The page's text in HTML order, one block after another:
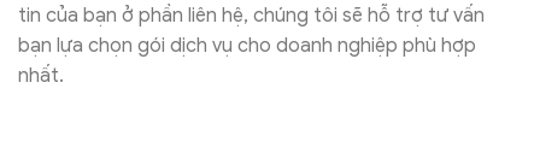
tin của bạn ở phần liên hệ, chúng tôi sẽ hỗ trợ tư vấn
bạn lựa chọn gói dịch vụ cho doanh nghiệp phù hợp
nhất.